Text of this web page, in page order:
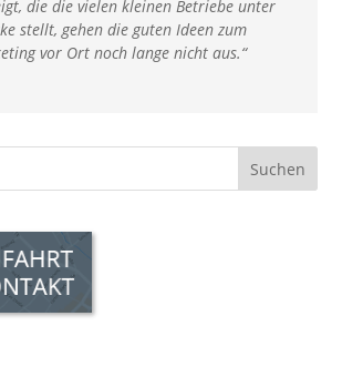
die die vielen kleinen Betriebe unter
stellt, gehen die guten Ideen zum
vor Ort noch lange nicht aus.“